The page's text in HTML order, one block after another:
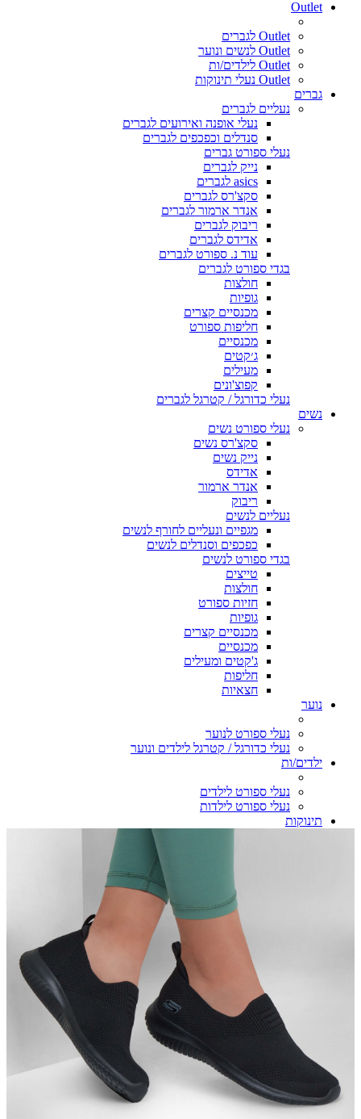
Outlet
Outlet לגברים
Outlet לנשים ונוער
Outlet לילדים/ות
Outlet נעלי תינוקות
גברים
נעליים לגברים
נעלי אופנה ואירועים לגברים
סנדלים וכפכפים לגברים
נעלי ספורט גברים
נייק לגברים
asics לגברים
סקצ'רס לגברים
אנדר ארמור לגברים
ריבוק לגברים
אדידס לגברים
עוד נ. ספורט לגברים
בגדי ספורט לגברים
חולצות
גופיות
מכנסיים קצרים
חליפות ספורט
מכנסיים
ג׳קטים
מעילים
קפוצ'ונים
נעלי כדורגל / קטרגל לגברים
נשים
נעלי ספורט נשים
סקצ'רס נשים
נייק נשים
אדידס
אנדר ארמור
ריבוק
נעליים לנשים
מגפיים ונעליים לחורף לנשים
כפכפים וסנדלים לנשים
בגדי ספורט לנשים
טייצים
חולצות
חזיות ספורט
גופיות
מכנסיים קצרים
מכנסיים
ג'קטים ומעילים
חליפות
חצאיות
נוער
נעלי ספורט לנוער
נעלי כדורגל / קטרגל לילדים ונוער
ילדים/ות
נעלי ספורט לילדים
נעלי ספורט לילדות
תינוקות